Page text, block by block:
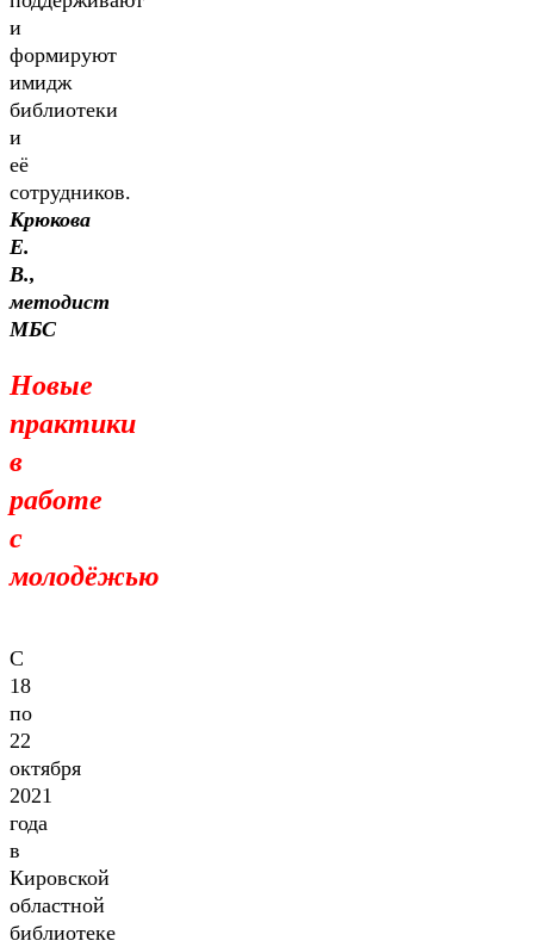
и
формируют
имидж
библиотеки
и
её
сотрудников.
Крюкова
Е.
В.,
методист
МБС
Новые
практики
в
работе
с
молодёжью
С
18
по
22
октября
2021
года
в
Кировской
областной
библиотеке